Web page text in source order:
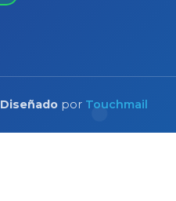
Diseñado por Touchmail